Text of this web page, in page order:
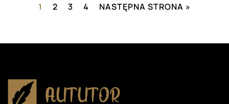
1 2 3 4 NASTĘPNA STRONA »